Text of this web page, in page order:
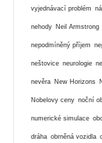
vyjednávací problém
nehody Neil Armstrong
nepodmíněný příjem
neštovice neurologie
nevěra New Horizons
Nobelovy ceny noční
numerické simulace
dráha obrněná vozidla